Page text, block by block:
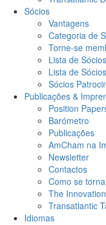
Sócios
Vantagens
Categoria de
Torne-se
Lista de
Lista de
Sócios
Publicações &
Position
Barómetro
Publicações
AmCham na
Newsletter
Contactos
Como se
The
Transatlantic
Idiomas